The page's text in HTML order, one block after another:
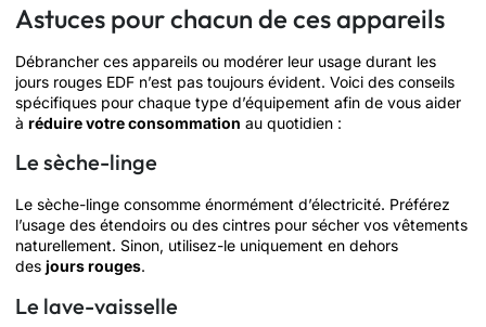
Astuces pour chacun de ces appareils
Débrancher ces appareils ou modérer leur usage durant les
jours rouges EDF n’est pas toujours évident. Voici des conseils
spécifiques pour chaque type d’équipement afin de vous aider
à réduire votre consommation au quotidien :
Le sèche-linge
Le sèche-linge consomme énormément d’électricité. Préférez
l’usage des étendoirs ou des cintres pour sécher vos vêtements
naturellement. Sinon, utilisez-le uniquement en dehors
des jours rouges.
Le lave-vaisselle